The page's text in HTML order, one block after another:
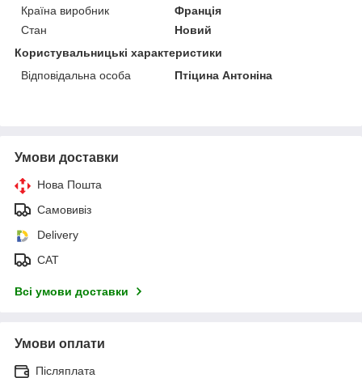
Країна виробник
Франція
Стан
Новий
Користувальницькі характеристики
Відповідальна особа
Птіцина Антоніна
Умови доставки
Нова Пошта
Самовивіз
Delivery
САТ
Всі умови доставки
Умови оплати
Післяплата